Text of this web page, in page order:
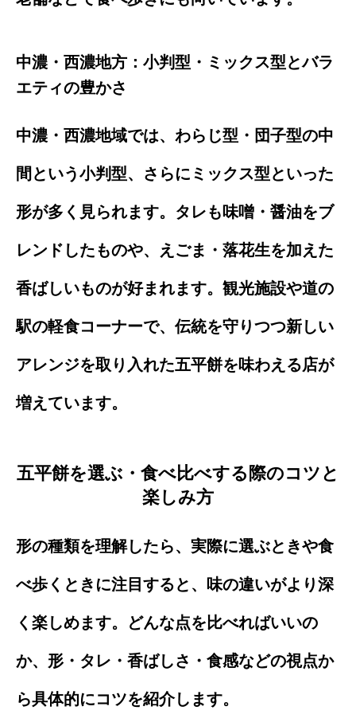
中濃・西濃地方：小判型・ミックス型とバラ
エティの豊かさ
中濃・西濃地域では、わらじ型・団子型の中
間という小判型、さらにミックス型といった
形が多く見られます。タレも味噌・醤油をブ
レンドしたものや、えごま・落花生を加えた
香ばしいものが好まれます。観光施設や道の
駅の軽食コーナーで、伝統を守りつつ新しい
アレンジを取り入れた五平餅を味わえる店が
増えています。
五平餅を選ぶ・食べ比べする際のコツと
楽しみ方
形の種類を理解したら、実際に選ぶときや食
べ歩くときに注目すると、味の違いがより深
く楽しめます。どんな点を比べればいいの
か、形・タレ・香ばしさ・食感などの視点か
ら具体的にコツを紹介します。